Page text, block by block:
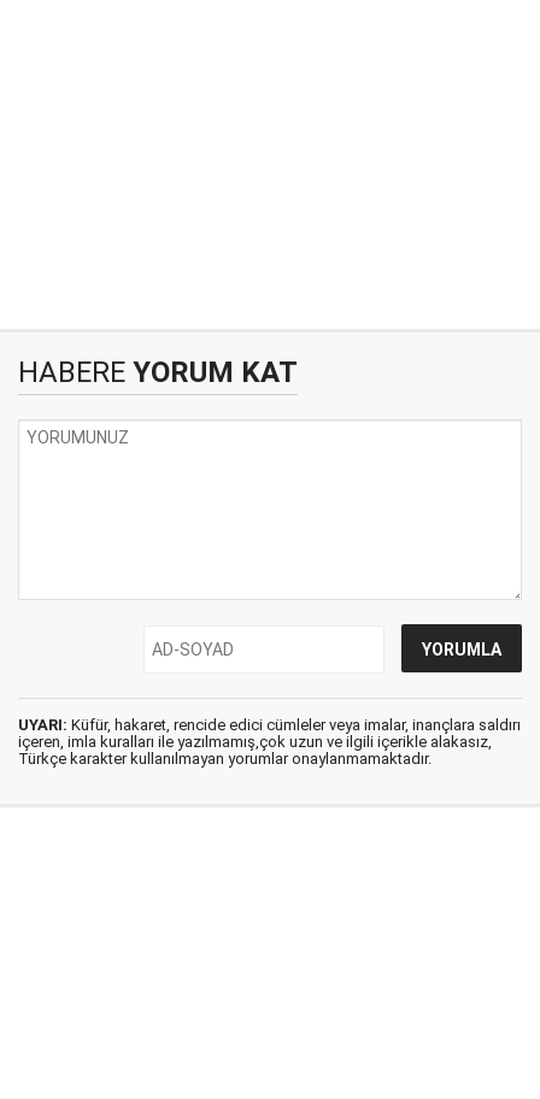
HABERE YORUM KAT
UYARI: Küfür, hakaret, rencide edici cümleler veya imalar, inançlara saldırı
içeren, imla kuralları ile yazılmamış,çok uzun ve ilgili içerikle alakasız,
Türkçe karakter kullanılmayan yorumlar onaylanmamaktadır.